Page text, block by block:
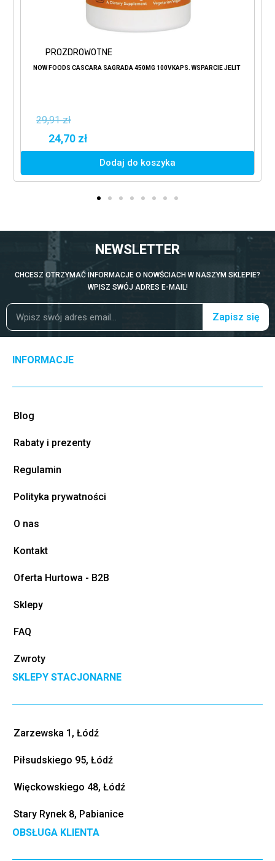
PROZDROWOTNE
NOW FOODS CASCARA SAGRADA 450MG 100VKAPS. WSPARCIE JELIT
29,91 zł
24,70 zł
Dodaj do koszyka
NEWSLETTER
CHCESZ OTRZYMAĆ INFORMACJE O NOWŚCIACH W NASZYM SKLEPIE?
WPISZ SWÓJ ADRES E-MAIL!
Zapisz się
INFORMACJE
Blog
Rabaty i prezenty
Regulamin
Polityka prywatności
O nas
Kontakt
Oferta Hurtowa - B2B
Sklepy
FAQ
Zwroty
SKLEPY STACJONARNE
Zarzewska 1, Łódź
Piłsudskiego 95, Łódź
Więckowskiego 48, Łódź
Stary Rynek 8, Pabianice
OBSŁUGA KLIENTA